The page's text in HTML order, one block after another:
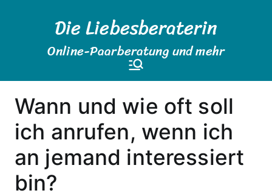
Die Liebesberaterin
Online-Paarberatung und mehr
Wann und wie oft soll
ich anrufen, wenn ich
an jemand interessiert
bin?